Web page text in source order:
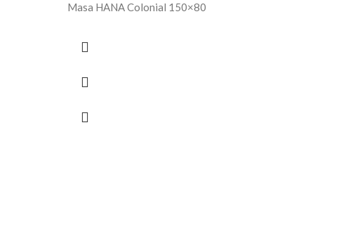
Masa HANA Colonial 150×80